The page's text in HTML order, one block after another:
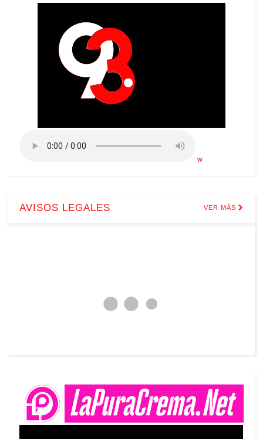
w
AVISOS LEGALES VER MÁS